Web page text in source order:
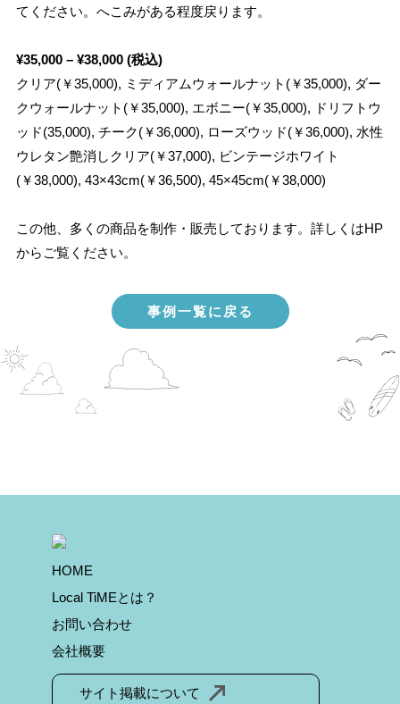
てください。へこみがある程度戻ります。
¥35,000 – ¥38,000 (税込)
クリア(￥35,000), ミディアムウォールナット(￥35,000), ダー
クウォールナット(￥35,000), エボニー(￥35,000), ドリフトウ
ッド(35,000), チーク(￥36,000), ローズウッド(￥36,000), 水性
ウレタン艶消しクリア(￥37,000), ビンテージホワイト
(￥38,000), 43×43cm(￥36,500), 45×45cm(￥38,000)
この他、多くの商品を制作・販売しております。詳しくはHP
からご覧ください。
事例一覧に戻る
HOME
Local TiMEとは？
お問い合わせ
会社概要
サイト掲載について